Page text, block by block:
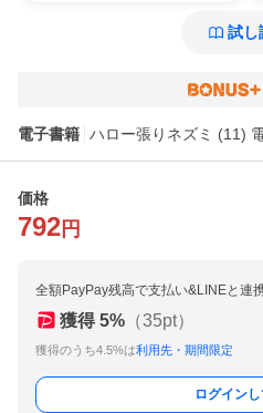
試し
電子書籍 ハロー張りネズミ (11)
価格
792 円
全額PayPay残高で支払い&LINEと連
獲得 5% （35pt）
獲得のうち4.5%は利用先・期間限定
ログイン